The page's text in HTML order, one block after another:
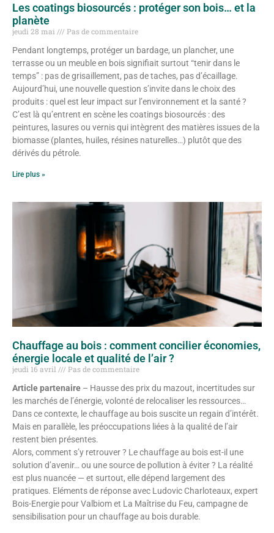
Les coatings biosourcés : protéger son bois… et la
planète
jeudi 28 mai
Pas de commentaire
Pendant longtemps, protéger un bardage, un plancher, une
terrasse ou un meuble en bois signifiait surtout “tenir dans le
temps” : pas de grisaillement, pas de taches, pas d’écaillage.
Aujourd’hui, une nouvelle question s’invite dans le choix des
produits : quel est leur impact sur l’environnement et la santé ?
C’est là qu’entrent en scène les coatings biosourcés : des
peintures, lasures ou vernis qui intègrent des matières issues de la
biomasse (plantes, huiles, résines naturelles…) plutôt que des
dérivés du pétrole.
Lire plus »
Chauffage au bois : comment concilier économies,
énergie locale et qualité de l’air ?
jeudi 16 avril
Pas de commentaire
Article partenaire – Hausse des prix du mazout, incertitudes sur
les marchés de l’énergie, volonté de relocaliser les ressources…
Dans ce contexte, le chauffage au bois suscite un regain d’intérêt.
Mais en parallèle, les préoccupations liées à la qualité de l’air
restent bien présentes.
Alors, comment s’y retrouver ? Le chauffage au bois est-il une
solution d’avenir… ou une source de pollution à éviter ? La réalité
est plus nuancée — et surtout, elle dépend largement des
pratiques. Eléments de réponse avec Ludovic Charloteaux, expert
Bois-Energie pour Valbiom et La Maîtrise du Feu, campagne de
sensibilisation pour un chauffage au bois durable.